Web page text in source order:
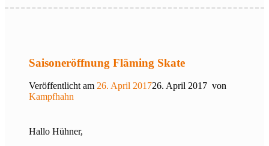
Saisoneröffnung Fläming Skate
Veröffentlicht am 26. April 201726. April 2017 von
Kampfhahn
Hallo Hühner,